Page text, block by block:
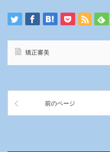
矯正審美
前のページ